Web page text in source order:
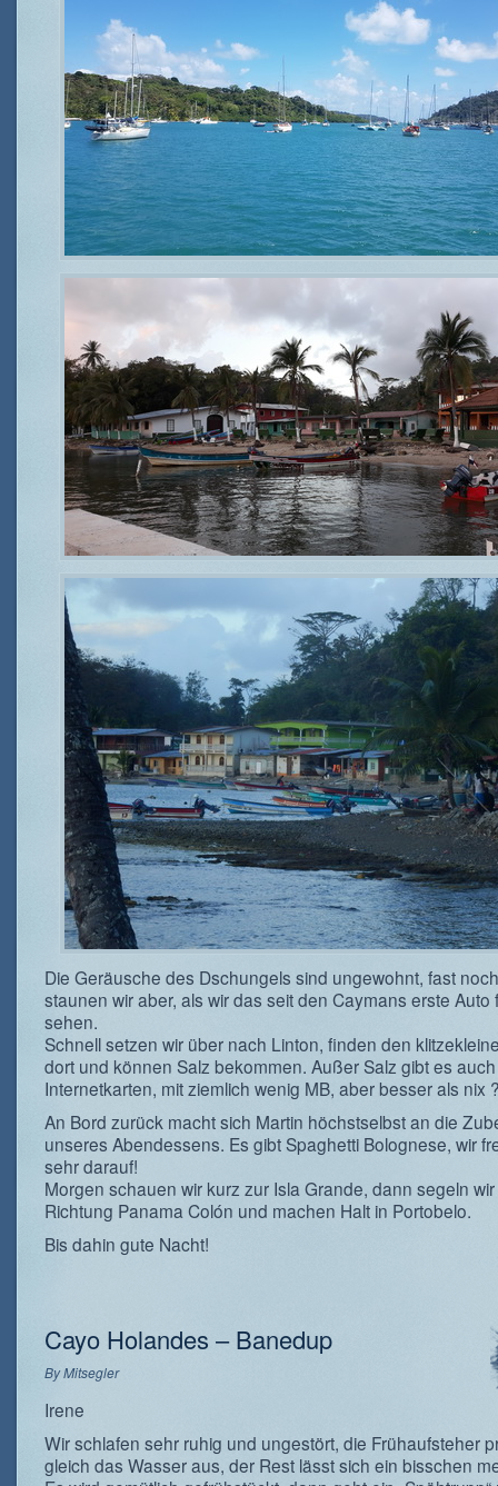
Die Geräusche des Dschungels sind ungewohnt, fast
staunen wir aber, als wir das seit den Caymans erste Auto
sehen.
Schnell setzen wir über nach Linton, finden den
dort und können Salz bekommen. Außer Salz gibt es auch
Internetkarten, mit ziemlich wenig MB, aber besser als nix
An Bord zurück macht sich Martin höchstselbst an die
unseres Abendessens. Es gibt Spaghetti Bolognese, wir
sehr darauf!
Morgen schauen wir kurz zur Isla Grande, dann segeln
Richtung Panama Colón und machen Halt in Portobelo.
Bis dahin gute Nacht!
Cayo Holandes – Banedup
ByMitsegler
Irene
Wir schlafen sehr ruhig und ungestört, die Frühaufsteher
gleich das Wasser aus, der Rest lässt sich ein bisschen